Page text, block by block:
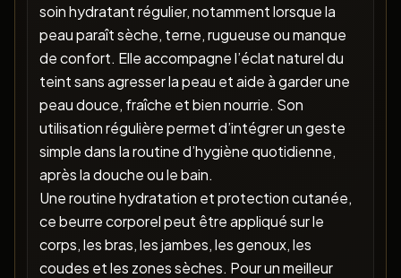
soin hydratant régulier, notamment lorsque la
peau paraît sèche, terne, rugueuse ou manque
de confort. Elle accompagne l’éclat naturel du
teint sans agresser la peau et aide à garder une
peau douce, fraîche et bien nourrie. Son
utilisation régulière permet d’intégrer un geste
simple dans la routine d’hygiène quotidienne,
après la douche ou le bain.
Une routine hydratation et protection cutanée,
ce beurre corporel peut être appliqué sur le
corps, les bras, les jambes, les genoux, les
coudes et les zones sèches. Pour un meilleur